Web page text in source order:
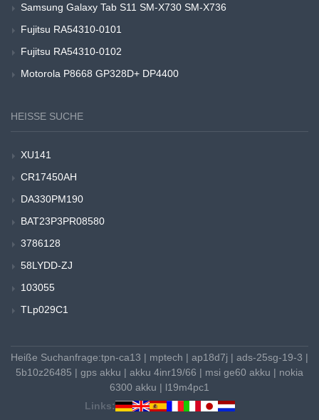
Samsung Galaxy Tab S11 SM-X730 SM-X736
Fujitsu RA54310-0101
Fujitsu RA54310-0102
Motorola P8668 GP328D+ DP4400
HEISSE SUCHE
XU141
CR17450AH
DA330PM190
BAT23P3PR08580
3786128
58LYDD-ZJ
103055
TLp029C1
Heiße Suchanfrage:tpn-ca13 | mptech | ap18d7j | ads-25sg-19-3 |
5b10z26485 | gps akku | akku 4inr19/66 | msi ge60 akku | nokia
6300 akku | l19m4pc1
Links: